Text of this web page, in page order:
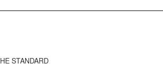
STANDARD